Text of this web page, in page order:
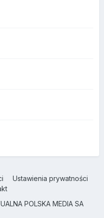
Ustawienia prywatności
POLSKA MEDIA SA